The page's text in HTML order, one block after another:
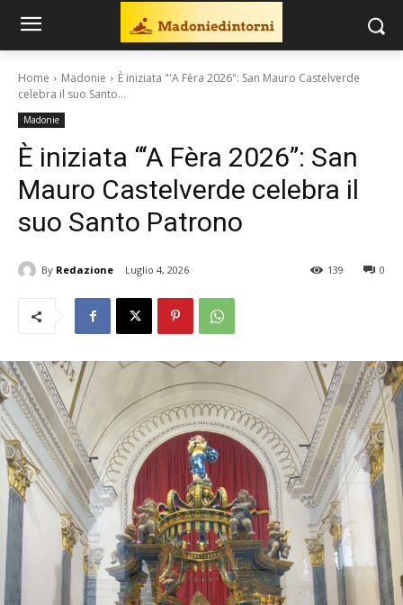
Home Madonie
È iniziata "'A Fèra 2026": San Mauro Castelverde
celebra il suo Santo...
Madonie
È iniziata “‘A Fèra 2026”: San
Mauro Castelverde celebra il
suo Santo Patrono
By Redazione Luglio 4, 2026 0
139